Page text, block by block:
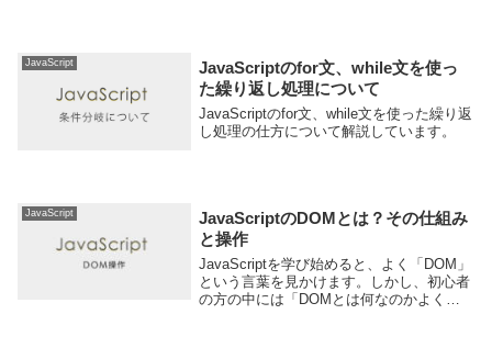
JavaScript
JavaScriptのfor文、while文を使っ
た繰り返し処理について
JavaScriptのfor文、while文を使った繰り返
し処理の仕方について解説しています。
JavaScript
JavaScriptのDOMとは？その仕組み
と操作
JavaScriptを学び始めると、よく「DOM」
という言葉を見かけます。しかし、初心者
の方の中には「DOMとは何なのかよく分